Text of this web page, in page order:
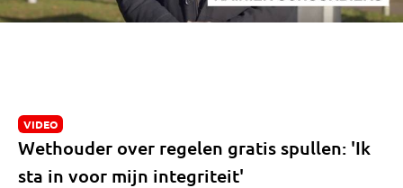
VIDEO
Wethouder over regelen gratis spullen: 'Ik
sta in voor mijn integriteit'